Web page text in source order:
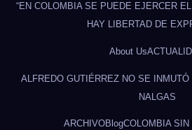
“EN COLOMBIA SE PUEDE EJERCER
HAY LIBERTAD DE
About Us
ALFREDO GUTIÉRREZ NO SE
NALGAS
ARCHIVOBlogCOLOMBIA